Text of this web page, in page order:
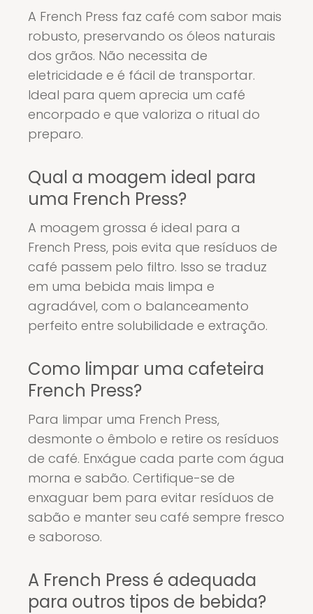
A French Press faz café com sabor mais
robusto, preservando os óleos naturais
dos grãos. Não necessita de
eletricidade e é fácil de transportar.
Ideal para quem aprecia um café
encorpado e que valoriza o ritual do
preparo.
Qual a moagem ideal para
uma French Press?
A moagem grossa é ideal para a
French Press, pois evita que resíduos de
café passem pelo filtro. Isso se traduz
em uma bebida mais limpa e
agradável, com o balanceamento
perfeito entre solubilidade e extração.
Como limpar uma cafeteira
French Press?
Para limpar uma French Press,
desmonte o êmbolo e retire os resíduos
de café. Enxágue cada parte com água
morna e sabão. Certifique-se de
enxaguar bem para evitar resíduos de
sabão e manter seu café sempre fresco
e saboroso.
A French Press é adequada
para outros tipos de bebida?